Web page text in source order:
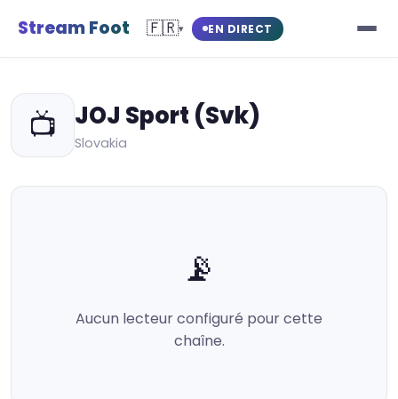
Stream Foot 🇫🇷▾ EN DIRECT
📺 JOJ Sport (Svk)
Slovakia
📡
Aucun lecteur configuré pour cette
chaîne.